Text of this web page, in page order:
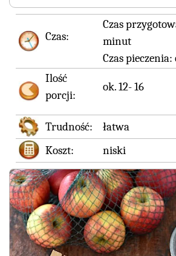
Czas:
Czas
minut
Czas pieczenia:
Ilość
porcji:
ok. 12- 16
Trudność:
łatwa
Koszt:
niski